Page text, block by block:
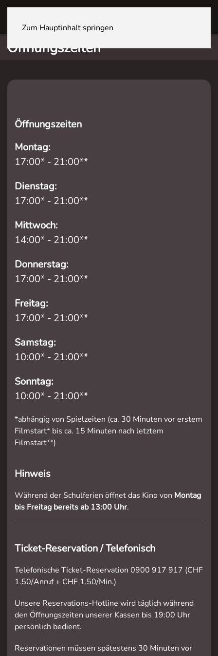
Zum Hauptinhalt springen
Öffnungszeiten
Öffnungszeiten
Montag:
17:00* - 21:00**
Dienstag:
17:00* - 21:00**
Mittwoch:
14:00* - 21:00**
Donnerstag:
17:00* - 21:00**
Freitag:
17:00* - 21:00**
Samstag:
10:00* - 21:00**
Sonntag:
10:00* - 21:00**
*abhängig von Spielzeiten (ca. 30 Minuten vor erstem
Filmstart* bis ca. 15 Minuten nach letztem
Filmstart**)
Hinweis
Während der Schulferien öffnet das Kino von Montag
bis Freitag bereits ab 13:00 Uhr.
Ticket-Reservation / Telefonisch
Telefonische Ticket-Reservation 0900 917 917 (CHF
1.50/Anruf + CHF 1.50/Min.)
Unsere Reservations-Hotline wird täglich während
den Öffnungszeiten unserer Kassen bis 19:00 Uhr
persönlich bedient.
Reservationen müssen spätestens 30 Minuten vor